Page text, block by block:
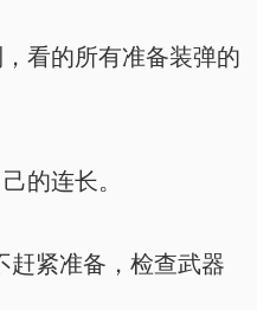
看的所有准备装弹的
的连长。
紧准备，检查武器